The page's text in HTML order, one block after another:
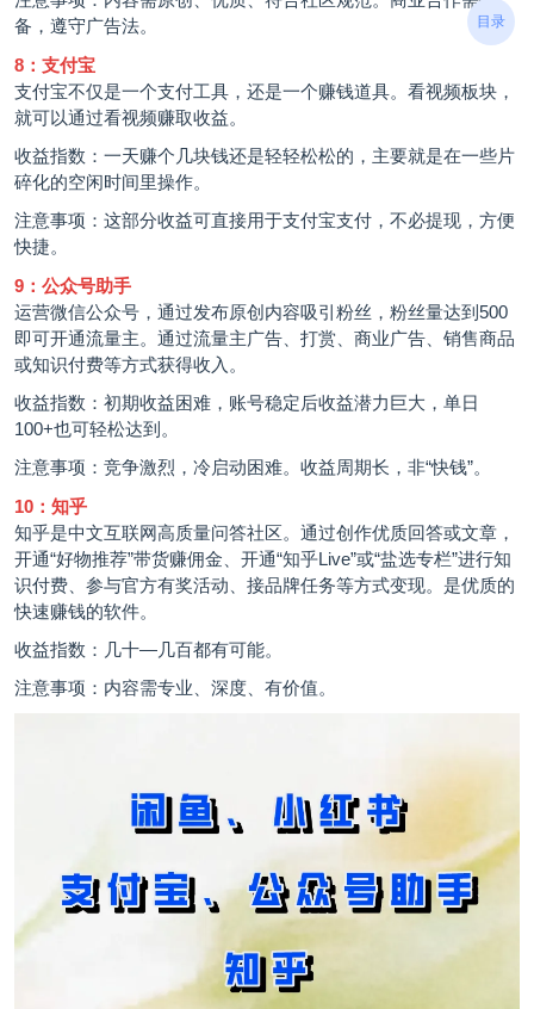
备，遵守广告法。
8：支付宝
支付宝不仅是一个支付工具，还是一个赚钱道具。看视频板块，
就可以通过看视频赚取收益。
收益指数：一天赚个几块钱还是轻轻松松的，主要就是在一些片
碎化的空闲时间里操作。
注意事项：这部分收益可直接用于支付宝支付，不必提现，方便
快捷。
9：公众号助手
运营微信公众号，通过发布原创内容吸引粉丝，粉丝量达到500
即可开通流量主。通过流量主广告、打赏、商业广告、销售商品
或知识付费等方式获得收入。
收益指数：初期收益困难，账号稳定后收益潜力巨大，单日
100+也可轻松达到。
注意事项：竞争激烈，冷启动困难。收益周期长，非“快钱”。
10：知乎
知乎是中文互联网高质量问答社区。通过创作优质回答或文章，
开通“好物推荐”带货赚佣金、开通“知乎Live”或“盐选专栏”进行知
识付费、参与官方有奖活动、接品牌任务等方式变现。是优质的
快速赚钱的软件。
收益指数：几十—几百都有可能。
注意事项：内容需专业、深度、有价值。
目录